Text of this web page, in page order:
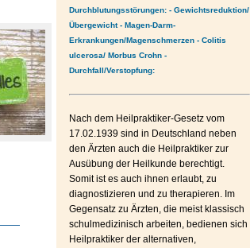
Durchblutungsstörungen: - Gewichtsreduktion/
Übergewicht - Magen-Darm-
Erkrankungen/Magenschmerzen - Colitis
ulcerosa/ Morbus Crohn -
Durchfall/Verstopfung:
Nach dem Heilpraktiker-Gesetz vom
17.02.1939 sind in Deutschland neben
den Ärzten auch die Heilpraktiker zur
Ausübung der Heilkunde berechtigt.
Somit ist es auch ihnen erlaubt, zu
diagnostizieren und zu therapieren. Im
Gegensatz zu Ärzten, die meist klassisch
schulmedizinisch arbeiten, bedienen sich
Heilpraktiker der alternativen,